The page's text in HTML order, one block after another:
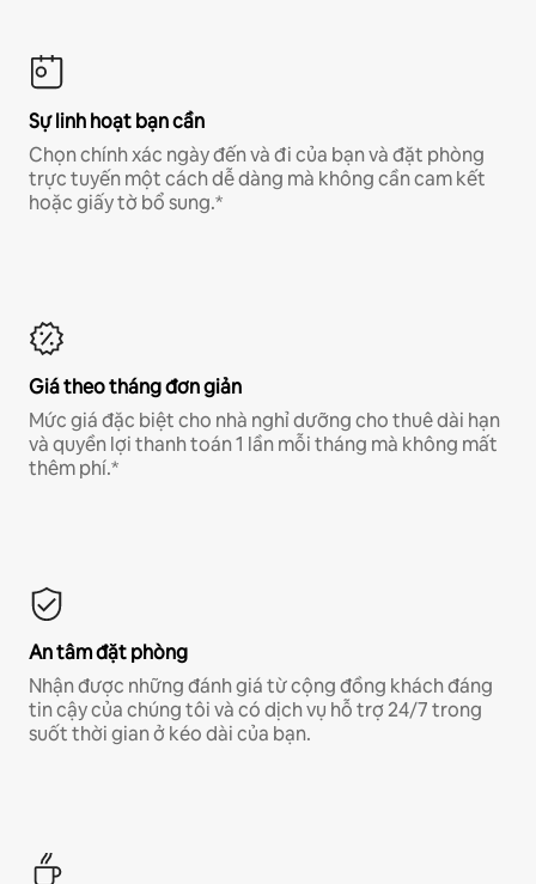
Sự linh hoạt bạn cần
Chọn chính xác ngày đến và đi của bạn và đặt phòng
trực tuyến một cách dễ dàng mà không cần cam kết
hoặc giấy tờ bổ sung.*
Giá theo tháng đơn giản
Mức giá đặc biệt cho nhà nghỉ dưỡng cho thuê dài hạn
và quyền lợi thanh toán 1 lần mỗi tháng mà không mất
thêm phí.*
An tâm đặt phòng
Nhận được những đánh giá từ cộng đồng khách đáng
tin cậy của chúng tôi và có dịch vụ hỗ trợ 24/7 trong
suốt thời gian ở kéo dài của bạn.